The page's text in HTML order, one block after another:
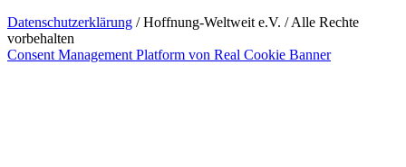
Datenschutzerklärung / Hoffnung-Weltweit e.V. / Alle Rechte
vorbehalten
Consent Management Platform von Real Cookie Banner